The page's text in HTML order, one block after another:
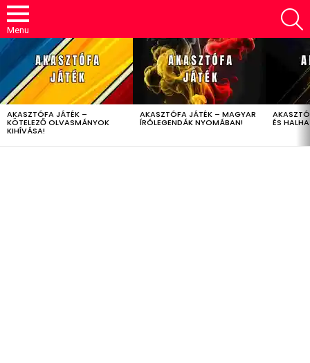
Menu
LATEST
STORIES
AKASZTÓFA JÁTÉK –
KÖTELEZŐ OLVASMÁNYOK
KIHÍVÁSA!
AKASZTÓFA JÁTÉK – MAGYAR
ÍRÓLEGENDÁK NYOMÁBAN! ÉS